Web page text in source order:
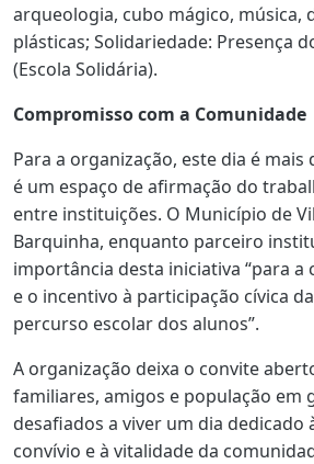
arqueologia, cubo mágico, música,
plásticas; Solidariedade: Presença
(Escola Solidária).
Compromisso com a Comunidade
Para a organização, este dia é mais
é um espaço de afirmação do
entre instituições. O Município de
Barquinha, enquanto parceiro
importância desta iniciativa “para a
e o incentivo à participação cívica
percurso escolar dos alunos”.
A organização deixa o convite
familiares, amigos e população em
desafiados a viver um dia dedicado
convívio e à vitalidade da